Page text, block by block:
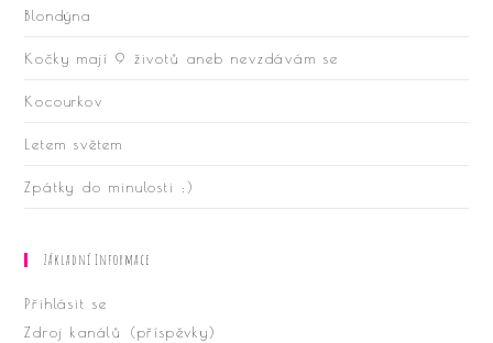
Blondýna
Kočky mají 9 životů aneb nevzdávám se
Kocourkov
Letem světem
Zpátky do minulosti :)
Základní Informace
Přihlásit se
Zdroj kanálů (příspěvky)